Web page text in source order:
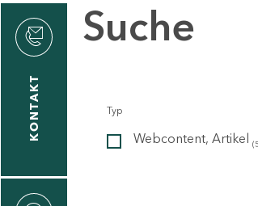
KONTAKT
Suche
Typ
Webcontent, Artikel